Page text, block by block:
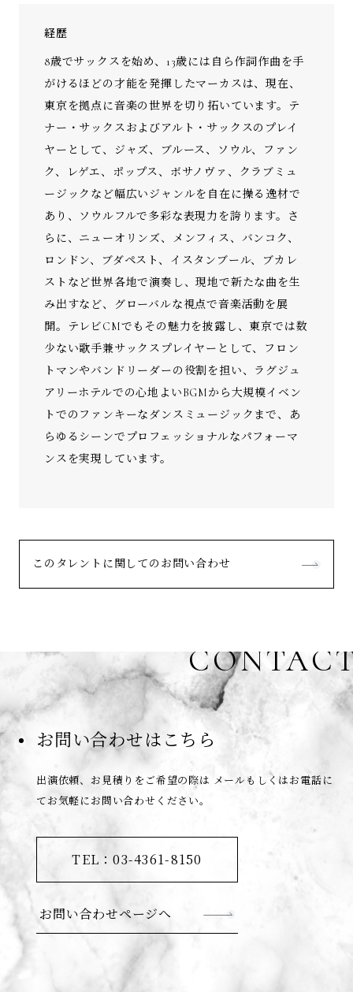
経歴
8歳でサックスを始め、13歳には自ら作詞作曲を手
がけるほどの才能を発揮したマーカスは、現在、
東京を拠点に音楽の世界を切り拓いています。テ
ナー・サックスおよびアルト・サックスのプレイ
ヤーとして、ジャズ、ブルース、ソウル、ファン
ク、レゲエ、ポップス、ボサノヴァ、クラブミュ
ージックなど幅広いジャンルを自在に操る逸材で
あり、ソウルフルで多彩な表現力を誇ります。さ
らに、ニューオリンズ、メンフィス、バンコク、
ロンドン、ブダペスト、イスタンブール、ブカレ
ストなど世界各地で演奏し、現地で新たな曲を生
み出すなど、グローバルな視点で音楽活動を展
開。テレビCMでもその魅力を披露し、東京では数
少ない歌手兼サックスプレイヤーとして、フロン
トマンやバンドリーダーの役割を担い、ラグジュ
アリーホテルでの心地よいBGMから大規模イベン
トでのファンキーなダンスミュージックまで、あ
らゆるシーンでプロフェッショナルなパフォーマ
ンスを実現しています。
このタレントに関してのお問い合わせ
お問い合わせはこちら
出演依頼、お見積りをご希望の際は メールもしくはお電話に
てお気軽にお問い合わせください。
TEL：03-4361-8150
お問い合わせページへ